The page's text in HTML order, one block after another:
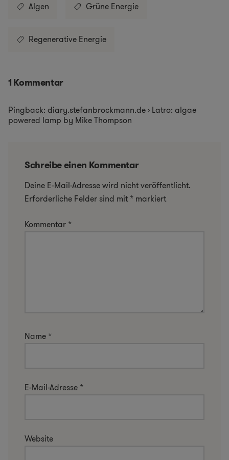
Algen Grüne Energie
Regenerative Energie
1 Kommentar
Pingback: diary.stefanbrockmann.de › Latro: algae
powered lamp by Mike Thompson
Schreibe einen Kommentar
Deine E-Mail-Adresse wird nicht veröffentlicht.
Erforderliche Felder sind mit * markiert
Kommentar *
Name *
E-Mail-Adresse *
Website